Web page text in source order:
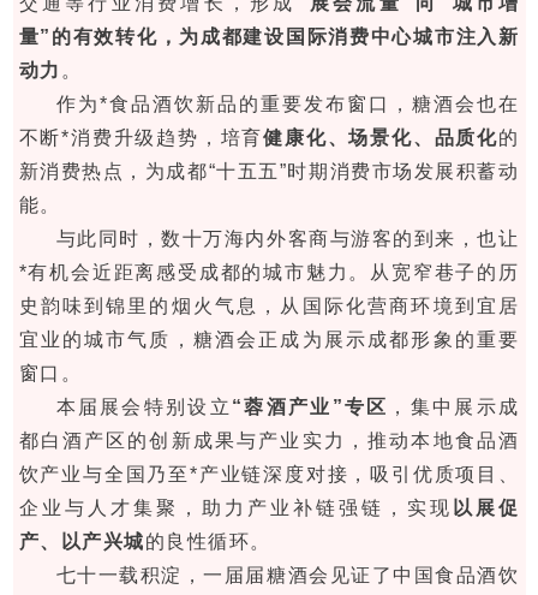
量”的有效转化，为成都建设国际消费中心城市注入新
动力 。
作为*食品酒饮新品的重要发布窗口，糖酒会也在
不断*消费升级趋势，培育健康化、场景化、品质化的
新消费热点，为成都“十五五”时期消费市场发展积蓄动
能。
与此同时，数十万海内外客商与游客的到来，也让
*有机会近距离感受成都的城市魅力。从宽窄巷子的历
史韵味到锦里的烟火气息，从国际化营商环境到宜居
宜业的城市气质，糖酒会正成为展示成都形象的重要
窗口。
本届展会特别设立 “蓉酒产业”专区 ，集中展示成
都白酒产区的创新成果与产业实力，推动本地食品酒
饮产业与全国乃至*产业链深度对接，吸引优质项目、
企业与人才集聚，助力产业补链强链，实现 以展促
产、以产兴城的良性循环。
七十一载积淀，一届届糖酒会见证了中国食品酒饮